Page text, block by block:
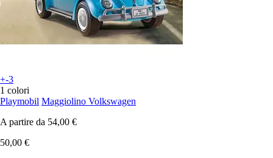
+-3
1 colori
Playmobil Maggiolino Volkswagen
A partire da 54,00 €
50,00 €